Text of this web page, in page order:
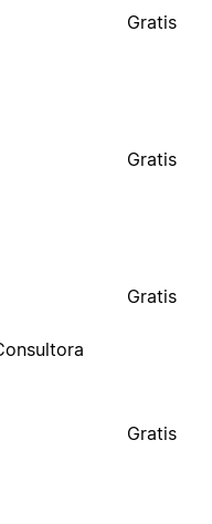
Gratis
Gratis
Gratis
Gratis